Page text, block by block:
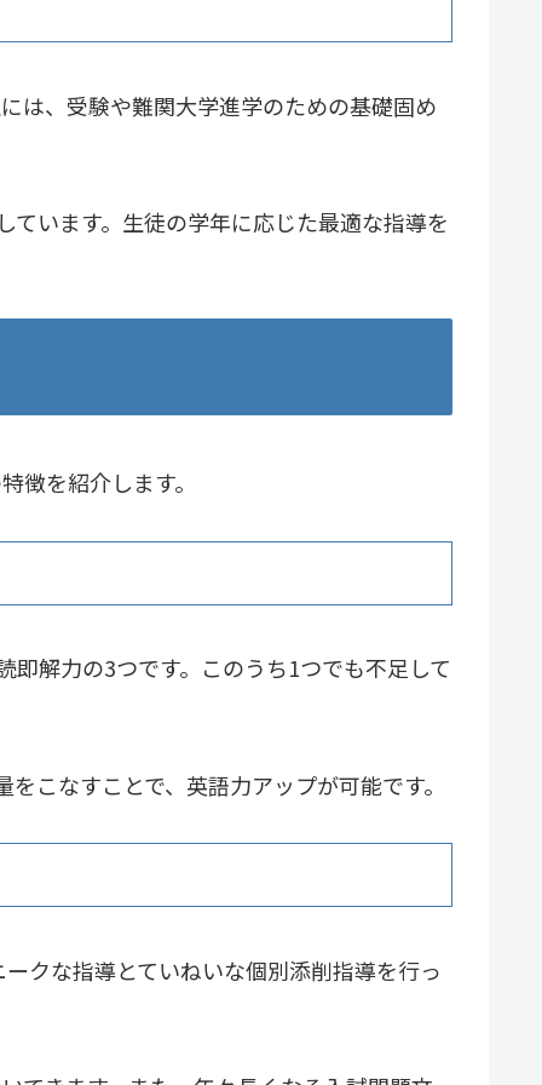
は、受験や難関大学進学のための基礎固め
います。生徒の学年に応じた最適な指導を
徴を紹介します。
解力の3つです。このうち1つでも不足して
こなすことで、英語力アップが可能です。
クな指導とていねいな個別添削指導を行っ